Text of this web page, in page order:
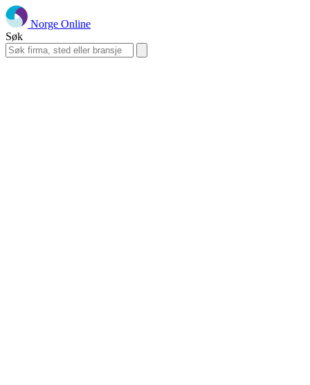
Norge Online
Søk